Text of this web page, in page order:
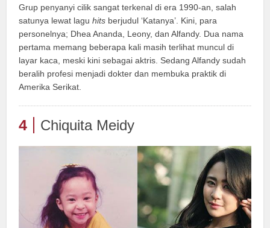
Grup penyanyi cilik sangat terkenal di era 1990-an, salah
satunya lewat laguhits berjudul ‘Katanya’. Kini, para
personelnya; Dhea Ananda, Leony, dan Alfandy. Dua nama
pertama memang beberapa kali masih terlihat muncul di
layar kaca, meski kini sebagai aktris. Sedang Alfandy sudah
beralih profesi menjadi dokter dan membuka praktik di
Amerika Serikat.
4 Chiquita Meidy